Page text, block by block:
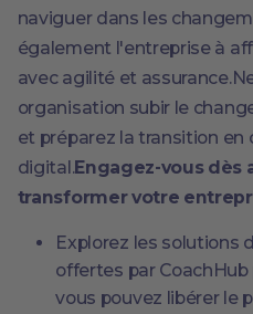
naviguer dans les
également l'entreprise à
avec agilité et
organisation subir le
et préparez la transition en
digital.Engagez-vous dès
transformer votre
Explorez les solutions
offertes par
vous pouvez libérer le